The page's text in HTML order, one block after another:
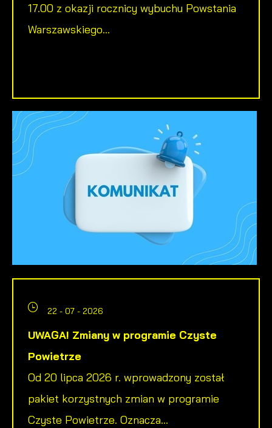
17.00 z okazji rocznicy wybuchu Powstania
Warszawskiego...
22 - 07 - 2026
UWAGA! Zmiany w programie Czyste
Powietrze
Od 20 lipca 2026 r. wprowadzony został
pakiet korzystnych zmian w programie
Czyste Powietrze. Oznacza...